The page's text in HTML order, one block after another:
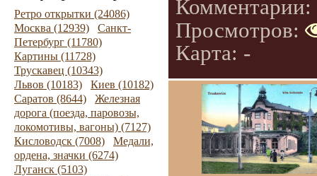
Ретро открытки (24086)
Москва (12939)
Санкт-
Петербург (11780)
Картины (11728)
Трускавец (10343)
Львов (10183)
Киев (10182)
Саратов (8644)
Железная
дорога (поезда, паровозы,
локомотивы, вагоны) (7127)
Кисловодск (7008)
Медали,
ордена, значки (6274)
Луганск (5103)
Комментарии:
Просмотров:
Карта: -